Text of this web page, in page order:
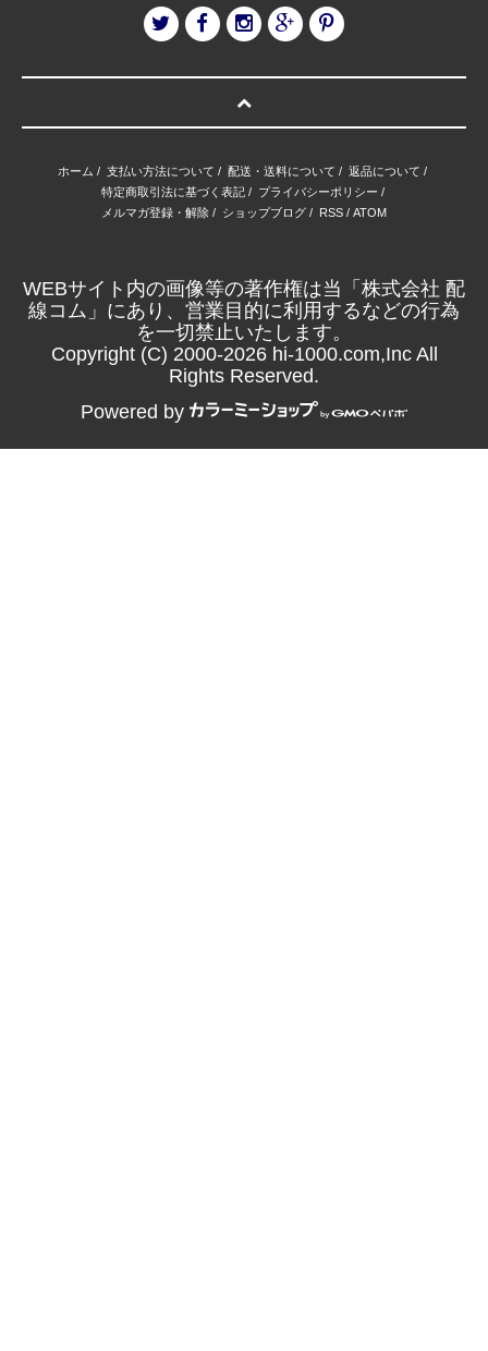
ホーム / 支払い方法について / 配送・送料について / 返品について /
特定商取引法に基づく表記/ プライバシーポリシー /
メルマガ登録・解除 / ショップブログ / RSS / ATOM
WEBサイト内の画像等の著作権は当「株式会社 配
線コム」にあり、営業目的に利用するなどの行為
を一切禁止いたします。
Copyright (C) 2000-2026 hi-1000.com,Inc All
Rights Reserved.
Powered by